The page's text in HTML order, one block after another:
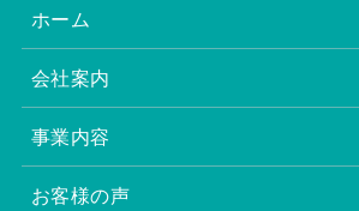
ホーム
会社案内
事業内容
お客様の声